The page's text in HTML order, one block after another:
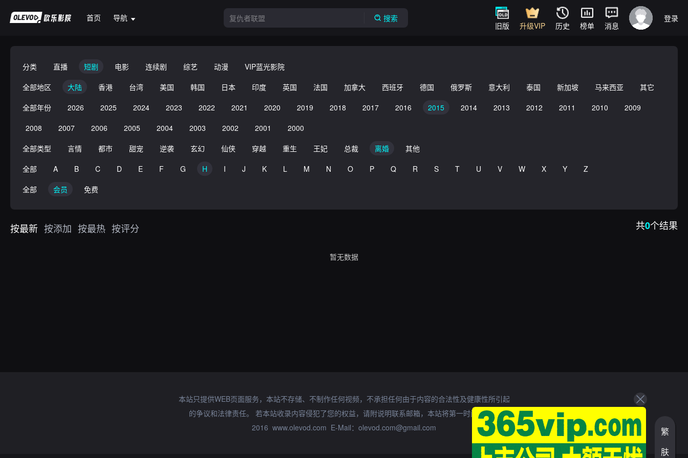
首页 导航 搜索
旧版 升级VIP 历史 榜单 消息
登录
分类 直播 短剧 电影 连续剧 综艺 动漫
VIP蓝光影院
全部地区
大陆 香港 台湾 美国 韩国 日本 印度 英国 法国 加拿大 西班牙 德国 俄罗斯 意大利 泰国 新加坡 马来西亚
其它
全部年份
2026 2025 2024 2023 2022 2021 2020 2019 2018 2017 2016 2015 2014 2013 2012 2011 2010
2009
2008
2007 2006 2005 2004 2003 2002 2001
2000
全部类型
言情 都市 甜宠 逆袭 玄幻 仙侠 穿越 重生 王妃 总裁 离婚
其他
全部
A B C D E F G H I J K L M N O P Q R S T U V W X Y
Z
全部
会员 免费
按最新 按添加 按最热 按评分 共0个结果
暂无数据
本站只提供WEB页面服务，本站不存储、不制作任何视频，不承担任何由于内容的合法性及健康性所引起
的争议和法律责任。 若本站收录内容侵犯了您的权益，请附说明联系邮箱，本站将第一时间处理。
2016 www.olevod.com E-Mail：olevod.com@gmail.com
繁
肤